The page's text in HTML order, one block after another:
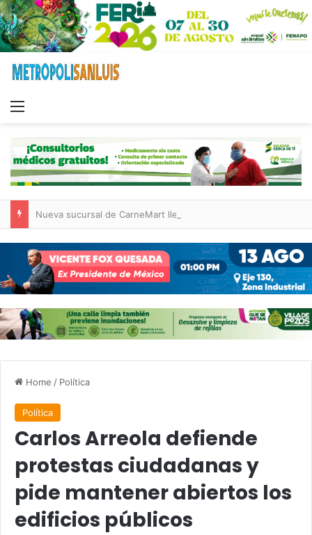
Home / Política
Política
Carlos Arreola defiende
protestas ciudadanas y
pide mantener abiertos los
edificios públicos